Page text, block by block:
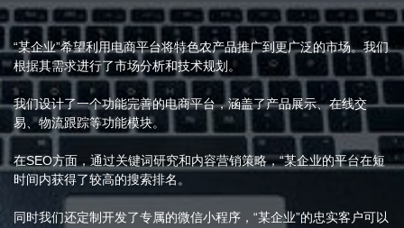
“某企业”希望利用电商平台将特色农产品推广到更广泛的市场。我们
根据其需求进行了市场分析和技术规划。
我们设计了一个功能完善的电商平台，涵盖了产品展示、在线交
易、物流跟踪等功能模块。
在SEO方面，通过关键词研究和内容营销策略，“某企业的平台在短
时间内获得了较高的搜索排名。
同时我们还定制开发了专属的微信小程序，“某企业”的忠实客户可以